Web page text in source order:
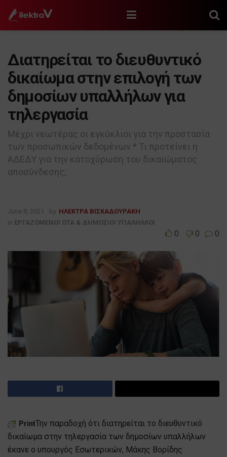
Διατηρείται το διευθυντικό
δικαίωμα στην επιλογή των
δημοσίων υπαλλήλων για
τηλεργασία
Μέχρι νεωτέρας οι εγκύκλιοι για την προστασία
των προσωπικών δεδομένων * Τι προτείνει η
ΑΔΕΔΥ για την κατοχύρωση του δικαιώματος
αποσύνδεσης;
June 8, 2021 by ΗΛΕΚΤΡΑ ΒΙΣΚΑΔΟΥΡΑΚΗ
in ΕΡΓΑΖΟΜΕΝΟΙ ΟΤΑ & ΔΗΜΟΣΙΟΙ ΥΠΑΛΗΛΛΟΙ
0 0 0
PrintΤην παραδοχή ότι διατηρείται το διευθυντικό
δικαίωμα στην τηλεργασία των δημοσίων υπαλλήλων
έκανε ο υπουργός Εσωτερικών, Μάκης Βορίδης